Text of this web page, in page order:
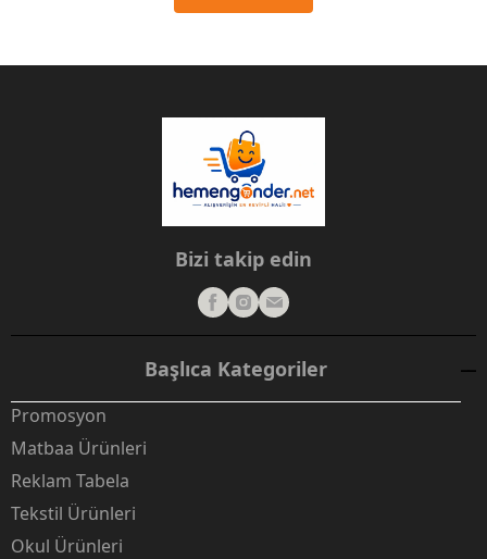
Bizi takip edin
Başlıca Kategoriler
Promosyon
Matbaa Ürünleri
Reklam Tabela
Tekstil Ürünleri
Okul Ürünleri